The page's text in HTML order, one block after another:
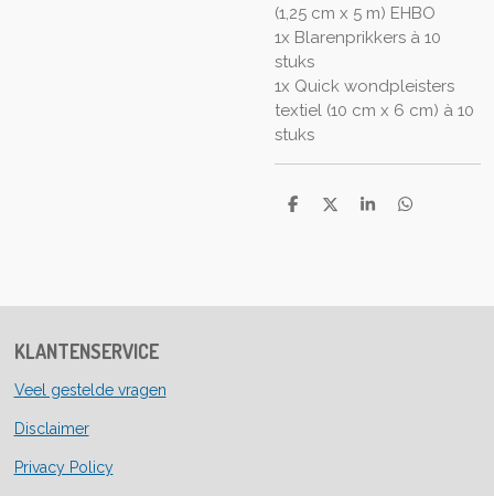
(1,25 cm x 5 m) EHBO
1x Blarenprikkers à 10
stuks
1x Quick wondpleisters
textiel (10 cm x 6 cm) à 10
stuks
D
D
S
D
KLANTENSERVICE
Veel gestelde vragen
Disclaimer
Privacy Policy